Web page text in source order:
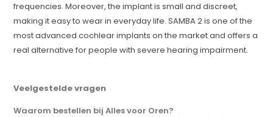
frequencies. Moreover, the implant is small and discreet,
making it easy to wear in everyday life. SAMBA 2 is one of the
most advanced cochlear implants on the market and offers a
real alternative for people with severe hearing impairment.
Veelgestelde vragen
Waarom bestellen bij Alles voor Oren?